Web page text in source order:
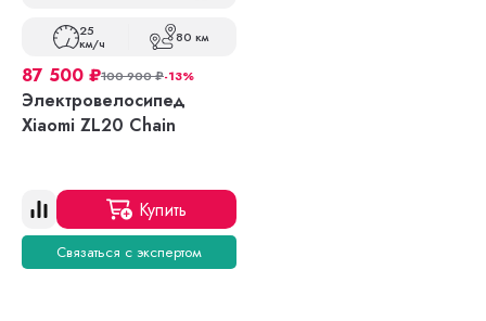
25
км/ч 80 км
87 500 ₽100 900₽-13%
Электровелосипед
Xiaomi ZL20 Chain
Купить
Связаться с экспертом